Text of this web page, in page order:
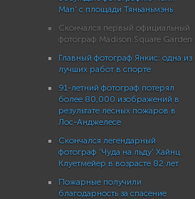
Man' с площади Тяньаньмэнь
Скончался первый официальный
фотограф Madison Square Garden
Главный фотограф Янкис: одна из
лучших работ в спорте
91-летний фотограф потерял
более 80,000 изображений в
результате лесных пожаров в
Лос-Анджелесе
Скончался легендарный
фотограф 'Чуда на льду' Хайнц
Клуетмейер в возрасте 82 лет
Пожарные получили
благодарность за спасение